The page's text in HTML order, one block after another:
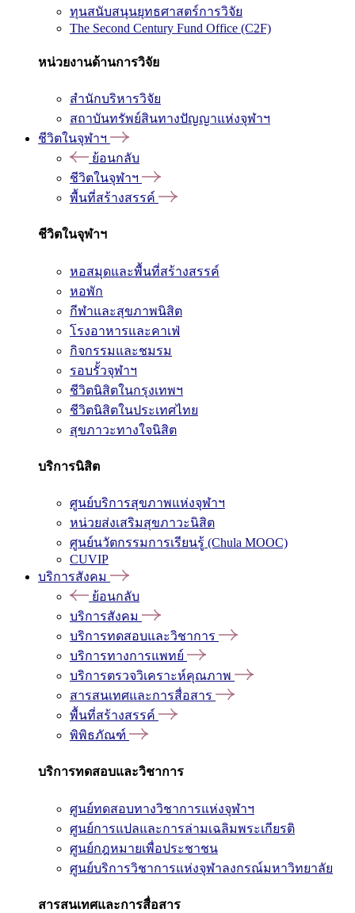
ทุนสนับสนุนยุทธศาสตร์การวิจัย
The Second Century Fund Office (C2F)
หน่วยงานด้านการวิจัย
สำนักบริหารวิจัย
สถาบันทรัพย์สินทางปัญญาแห่งจุฬาฯ
ชีวิตในจุฬาฯ
ย้อนกลับ
ชีวิตในจุฬาฯ
พื้นที่สร้างสรรค์
ชีวิตในจุฬาฯ
หอสมุดและพื้นที่สร้างสรรค์
หอพัก
กีฬาและสุขภาพนิสิต
โรงอาหารและคาเฟ่
กิจกรรมและชมรม
รอบรั้วจุฬาฯ
ชีวิตนิสิตในกรุงเทพฯ
ชีวิตนิสิตในประเทศไทย
สุขภาวะทางใจนิสิต
บริการนิสิต
ศูนย์บริการสุขภาพแห่งจุฬาฯ
หน่วยส่งเสริมสุขภาวะนิสิต
ศูนย์นวัตกรรมการเรียนรู้ (Chula MOOC)
CUVIP
บริการสังคม
ย้อนกลับ
บริการสังคม
บริการทดสอบและวิชาการ
บริการทางการแพทย์
บริการตรวจวิเคราะห์คุณภาพ
สารสนเทศและการสื่อสาร
พื้นที่สร้างสรรค์
พิพิธภัณฑ์
บริการทดสอบและวิชาการ
ศูนย์ทดสอบทางวิชาการแห่งจุฬาฯ
ศูนย์การแปลและการล่ามเฉลิมพระเกียรติ
ศูนย์กฎหมายเพื่อประชาชน
ศูนย์บริการวิชาการแห่งจุฬาลงกรณ์มหาวิทยาลัย
สารสนเทศและการสื่อสาร